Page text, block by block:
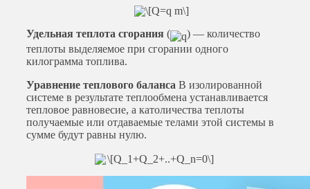
Удельная теплота сгорания (
) — количество
теплоты выделяемое при сгорании одного
килограмма топлива.
Уравнение теплового баланса В изолированной
системе в результате теплообмена устанавливается
тепловое равновесие, а католичества теплоты
получаемые или отдаваемые телами этой системы в
сумме будут равны нулю.